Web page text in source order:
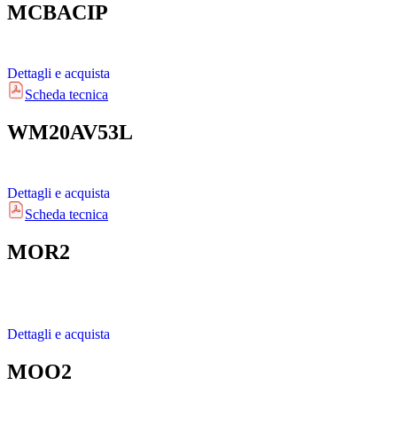
MCBACIP
Dettagli e acquista
Scheda tecnica
WM20AV53L
Dettagli e acquista
Scheda tecnica
MOR2
Dettagli e acquista
MOO2